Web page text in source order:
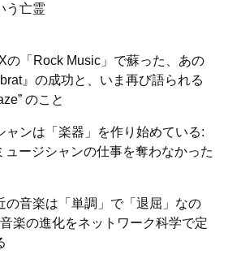
う亡霊
の「Rock Music」で蘇った、あの
』の成功と、いま再び語られる
のこと
ャンは「楽器」を作り始めている:
ュージシャンの仕事を奪わなかった
の音楽は「単調」で「退屈」なの
楽の進化をネットワーク科学で定